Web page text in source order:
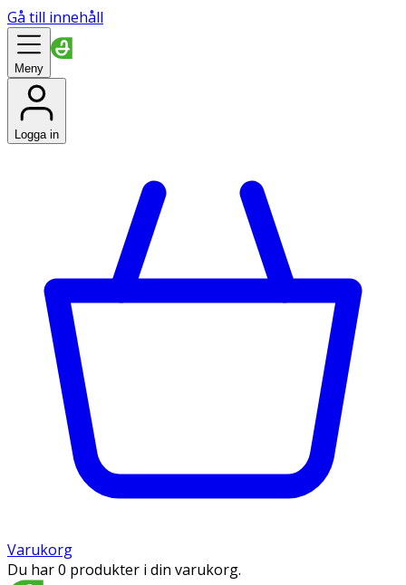
Gå till innehåll
Meny
Logga in
Varukorg
Du har 0 produkter i din varukorg.